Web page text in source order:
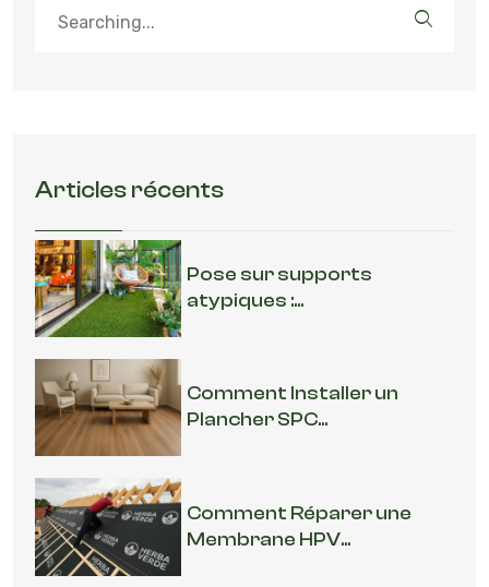
Articles récents
Pose sur supports
atypiques :...
Comment Installer un
Plancher SPC...
Comment Réparer une
Membrane HPV...